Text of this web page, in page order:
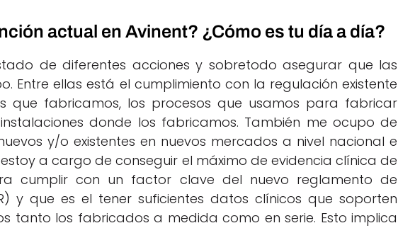
actual en Avinent? ¿Cómo es tu día a día?
de diferentes acciones y sobretodo asegurar que las
Entre ellas está el cumplimiento con la regulación existente
que fabricamos, los procesos que usamos para fabricar
donde los fabricamos. También me ocupo de
y/o existentes en nuevos mercados a nivel nacional e
a cargo de conseguir el máximo de evidencia clínica de
cumplir con un factor clave del nuevo reglamento de
y que es el tener suficientes datos clínicos que soporten
tanto los fabricados a medida como en serie. Esto implica